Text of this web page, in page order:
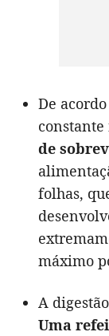
De
constante
de
folhas,
máximo
A
Uma